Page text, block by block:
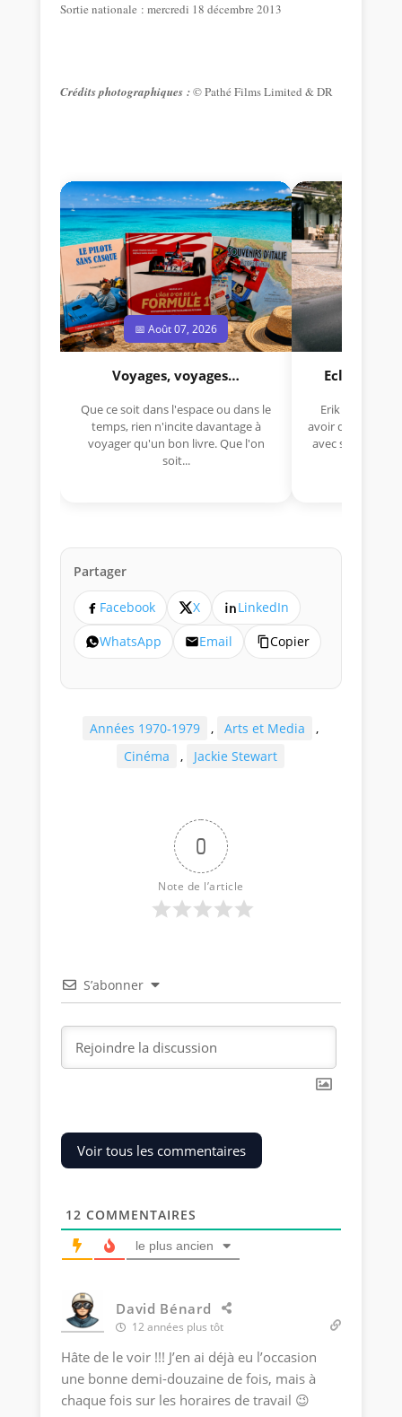
Sortie nationale : mercredi 18 décembre 2013
Crédits photographiques :©Pathé Films Limited & DR
📅 Août 07, 2026
Voyages, voyages…
Que ce soit dans l'espace ou dans le
temps, rien n'incite davantage à
voyager qu'un bon livre. Que l'on
soit...
Eclectica
Erik Comas,
avoir déjà
avec sa Lancia
Partager
Facebook X
LinkedIn
WhatsApp
Email Copier
Années 1970-1979 , Arts et Media
,
Cinéma
, Jackie Stewart
0
Note de l’article
S’abonner
Voir tous les commentaires
12 COMMENTAIRES
le plus ancien
David Bénard
12 années plus tôt
Hâte de le voir !!! J’en ai déjà eu l’occasion
une bonne demi-douzaine de fois, mais à
chaque fois sur les horaires de travail 😉